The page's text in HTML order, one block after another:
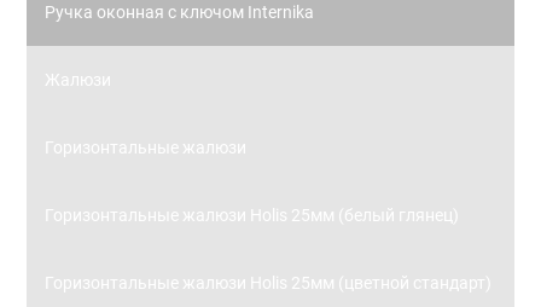
Ручка оконная с ключом Internika
Жалюзи
Горизонтальные жалюзи
Горизонтальные жалюзи Holis 25мм (белый глянец)
Горизонтальные жалюзи Holis 25мм (цветной стандарт)